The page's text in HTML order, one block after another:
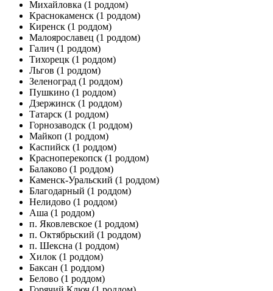
Михайловка (1 роддом)
Краснокаменск (1 роддом)
Киренск (1 роддом)
Малоярославец (1 роддом)
Галич (1 роддом)
Тихорецк (1 роддом)
Льгов (1 роддом)
Зеленоград (1 роддом)
Пушкино (1 роддом)
Дзержинск (1 роддом)
Татарск (1 роддом)
Горнозаводск (1 роддом)
Майкоп (1 роддом)
Каспийск (1 роддом)
Красноперекопск (1 роддом)
Балаково (1 роддом)
Каменск-Уральский (1 роддом)
Благодарный (1 роддом)
Нелидово (1 роддом)
Аша (1 роддом)
п. Яковлевское (1 роддом)
п. Октябрьский (1 роддом)
п. Шексна (1 роддом)
Хилок (1 роддом)
Баксан (1 роддом)
Белово (1 роддом)